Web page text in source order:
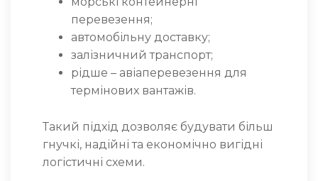
перевезення;
автомобільну доставку;
залізничний транспорт;
рідше – авіаперевезення для
термінових вантажів.
Такий підхід дозволяє будувати більш
гнучкі, надійні та економічно вигідні
логістичні схеми.